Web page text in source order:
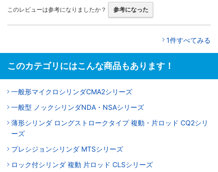
このレビューは参考になりましたか？ 参考になった
1件すべてみる
このカテゴリにはこんな商品もあります！
一般形マイクロシリンダCMA2シリーズ
一般型 ノックシリンダNDA・NSAシリーズ
薄形シリンダ ロングストロークタイプ 複動・片ロッド CQ2シリ
ーズ
プレシジョンシリンダ MTSシリーズ
ロック付シリンダ 複動 片ロッド CLSシリーズ